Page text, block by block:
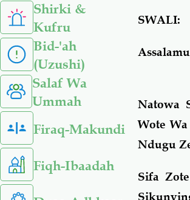
Shirki &
Kufru
Bid-'ah
(Uzushi)
Salaf Wa
Ummah
Firaq-Makundi
Fiqh-Ibaadah
SWALI:
Natowa
Wote
Ndugu
Sifa